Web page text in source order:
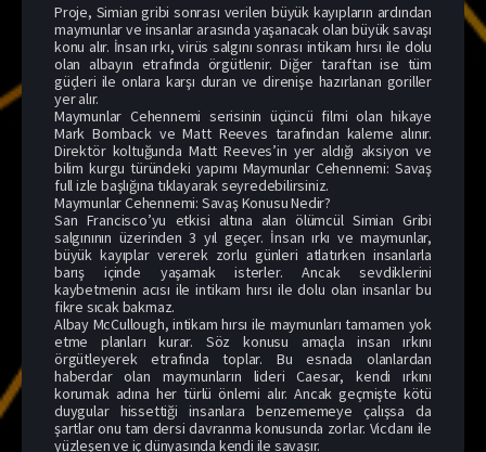
Proje, Simian gribi sonrası verilen büyük kayıpların ardından
maymunlar ve insanlar arasında yaşanacak olan büyük savaşı
konu alır. İnsan ırkı, virüs salgını sonrası intikam hırsı ile dolu
olan albayın etrafında örgütlenir. Diğer taraftan ise tüm
güçleri ile onlara karşı duran ve direnişe hazırlanan goriller
yer alır.
Maymunlar Cehennemi serisinin üçüncü filmi olan hikaye
Mark Bomback ve Matt Reeves tarafından kaleme alınır.
Direktör koltuğunda Matt Reeves’in yer aldığı aksiyon ve
bilim kurgu türündeki yapımı Maymunlar Cehennemi: Savaş
full izle başlığına tıklayarak seyredebilirsiniz.
Maymunlar Cehennemi: Savaş Konusu Nedir?
San Francisco’yu etkisi altına alan ölümcül Simian Gribi
salgınının üzerinden 3 yıl geçer. İnsan ırkı ve maymunlar,
büyük kayıplar vererek zorlu günleri atlatırken insanlarla
barış içinde yaşamak isterler. Ancak sevdiklerini
kaybetmenin acısı ile intikam hırsı ile dolu olan insanlar bu
fikre sıcak bakmaz.
Albay McCullough, intikam hırsı ile maymunları tamamen yok
etme planları kurar. Söz konusu amaçla insan ırkını
örgütleyerek etrafında toplar. Bu esnada olanlardan
haberdar olan maymunların lideri Caesar, kendi ırkını
korumak adına her türlü önlemi alır. Ancak geçmişte kötü
duygular hissettiği insanlara benzememeye çalışsa da
şartlar onu tam dersi davranma konusunda zorlar. Vicdanı ile
yüzleşen ve iç dünyasında kendi ile savaşır.